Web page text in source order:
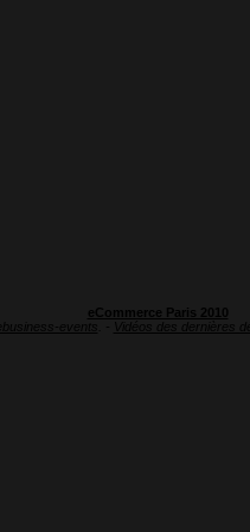
eCommerce Paris 2010
ebusiness-events Vidéos des dernières